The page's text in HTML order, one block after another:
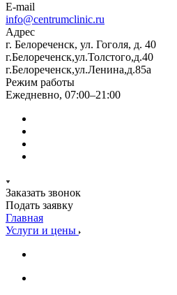
E-mail
info@centrumclinic.ru
Адрес
г. Белореченск, ул. Гоголя, д. 40
г.Белореченск,ул.Толстого,д.40
г.Белореченск,ул.Ленина,д.85а
Режим работы
Ежедневно, 07:00–21:00
Заказать звонок
Подать заявку
Главная
Услуги и цены